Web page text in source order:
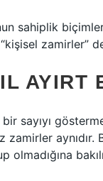
sahiplik
zamirler”
AYIRT
sayıyı
zamirler